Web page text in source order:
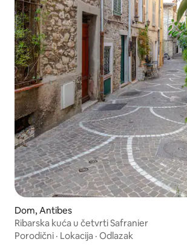
Dom, Antibes
Ribarska kuća u četvrti Safranier
Porodični · Lokacija · Odlazak